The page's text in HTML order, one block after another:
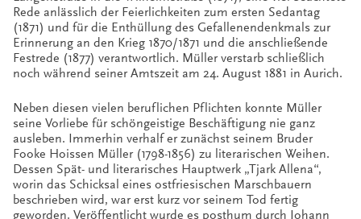
Rede anlässlich der Feierlichkeiten zum ersten Sedantag
(1871) und für die Enthüllung des Gefallenendenkmals zur
Erinnerung an den Krieg 1870/1871 und die anschließende
Festrede (1877) verantwortlich. Müller verstarb schließlich
noch während seiner Amtszeit am 24. August 1881 in Aurich.
Neben diesen vielen beruflichen Pflichten konnte Müller
seine Vorliebe für schöngeistige Beschäftigung nie ganz
ausleben. Immerhin verhalf er zunächst seinem Bruder
Fooke Hoissen Müller (1798-1856) zu literarischen Weihen.
Dessen Spät- und literarisches Hauptwerk „Tjark Allena“,
worin das Schicksal eines ostfriesischen Marschbauern
beschrieben wird, war erst kurz vor seinem Tod fertig
geworden. Veröffentlicht wurde es posthum durch Johann